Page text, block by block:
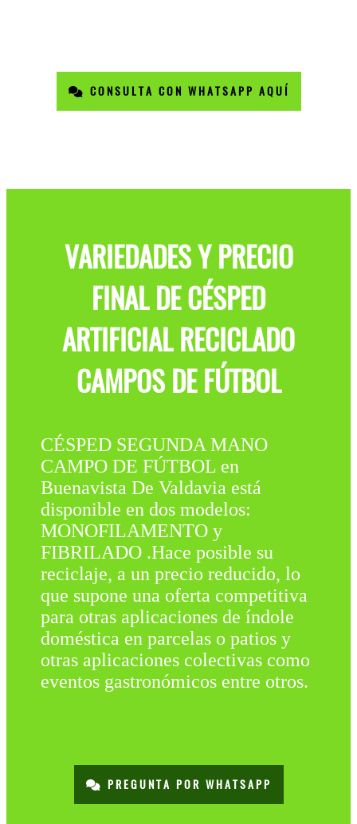
CONSULTA CON WHATSAPP AQUÍ
VARIEDADES Y PRECIO
FINAL DE CÉSPED
ARTIFICIAL RECICLADO
CAMPOS DE FÚTBOL
CÉSPED SEGUNDA MANO
CAMPO DE FÚTBOL en
Buenavista De Valdavia está
disponible en dos modelos:
MONOFILAMENTO y
FIBRILADO .Hace posible su
reciclaje, a un precio reducido, lo
que supone una oferta competitiva
para otras aplicaciones de índole
doméstica en parcelas o patios y
otras aplicaciones colectivas como
eventos gastronómicos entre otros.
PREGUNTA POR WHATSAPP